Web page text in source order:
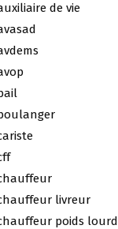
de vie
livreur
poids lourd